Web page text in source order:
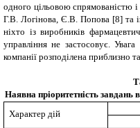
одного цільовою спрямованістю
Г.В. Логінова, Є.В. Попова [8] та
ніхто із виробників
управління не застосовує. Увага
компанії розподілена приблизно
Наявна пріоритетність
Характер дій